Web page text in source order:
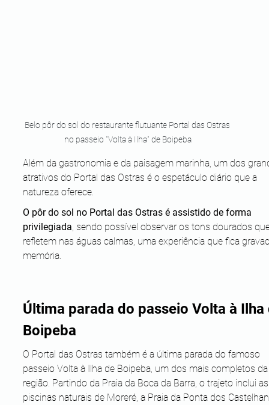
Belo pôr do sol do restaurante flutuante Portal das Ostras
no passeio "Volta à Ilha" de Boipeba
Além da gastronomia e da paisagem marinha, um dos
atrativos do Portal das Ostras é o espetáculo diário que a
natureza oferece.
O pôr do sol no Portal das Ostras é assistido de forma
privilegiada , sendo possível observar os tons dourados
refletem nas águas calmas, uma experiência que fica
memória.
Última parada do passeio Volta à
Boipeba
O Portal das Ostras também é a última parada do famoso
passeio Volta à Ilha de Boipeba, um dos mais completos
região. Partindo da Praia da Boca da Barra, o trajeto inclui
piscinas naturais de Moreré, a Praia da Ponta dos